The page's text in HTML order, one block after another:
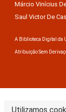
Utilizamos
Márcio Vinícius
Saul Victor De
A Biblioteca Digital da
Atribuição Sem